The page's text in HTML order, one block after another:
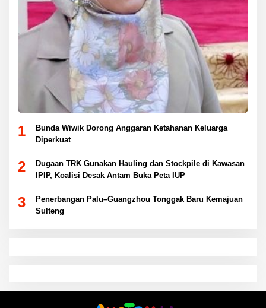
1
Bunda Wiwik Dorong Anggaran Ketahanan Keluarga
Diperkuat
2
Dugaan TRK Gunakan Hauling dan Stockpile di Kawasan
IPIP, Koalisi Desak Antam Buka Peta IUP
3
Penerbangan Palu–Guangzhou Tonggak Baru Kemajuan
Sulteng